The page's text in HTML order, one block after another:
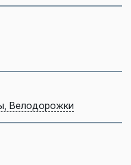
Велодорожки